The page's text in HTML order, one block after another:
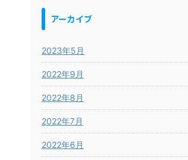
アーカイブ
2023年5月
2022年9月
2022年8月
2022年7月
2022年6月